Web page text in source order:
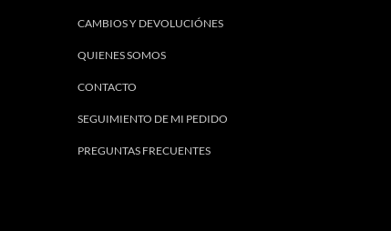
CAMBIOS Y DEVOLUCIÓNES
QUIENES SOMOS
CONTACTO
SEGUIMIENTO DE MI PEDIDO
PREGUNTAS FRECUENTES